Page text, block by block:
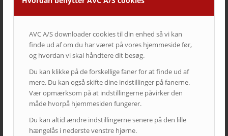
AVC A/S downloader cookies til din enhed så vi kan
finde ud af om du har været på vores hjemmeside før,
og hvordan vi skal håndtere dit besøg.
Du kan klikke på de forskellige faner for at finde ud af
mere. Du kan også skifte dine indstillinger på fanerne.
Vær opmærksom på at indstillingerne påvirker den
måde hvorpå hjemmesiden fungerer.
Du kan altid ændre indstillingerne senere på den lille
hængelås i nederste venstre hjørne.
Brønshøj Sognehus
9. august 2019
Læs mere